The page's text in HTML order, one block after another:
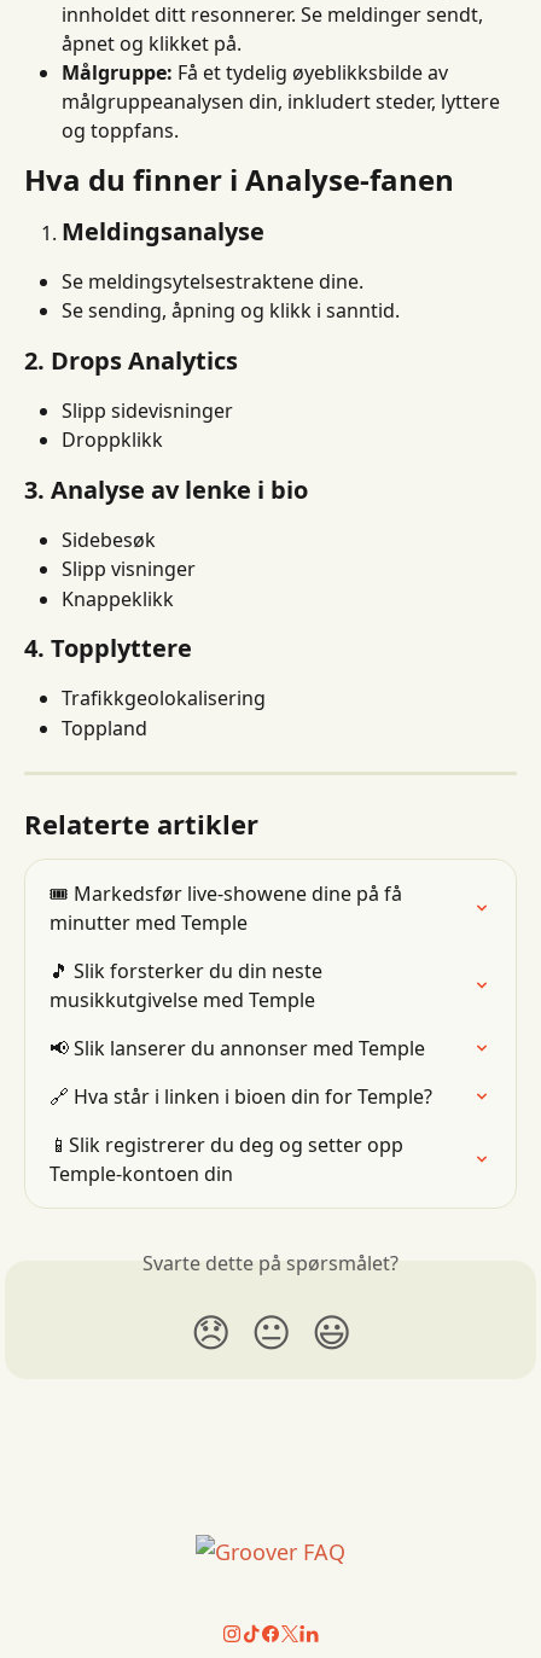
innholdet ditt resonnerer. Se meldinger sendt,
åpnet og klikket på.
Målgruppe: Få et tydelig øyeblikksbilde av
målgruppeanalysen din, inkludert steder, lyttere
og toppfans.
Hva du finner i Analyse-fanen
Meldingsanalyse
Se meldingsytelsestraktene dine.
Se sending, åpning og klikk i sanntid.
2. Drops Analytics
Slipp sidevisninger
Droppklikk
3. Analyse av lenke i bio
Sidebesøk
Slipp visninger
Knappeklikk
4. Topplyttere
Trafikkgeolokalisering
Toppland
Relaterte artikler
🎟 Markedsfør live-showene dine på få
minutter med Temple
🎵 Slik forsterker du din neste
musikkutgivelse med Temple
📢 Slik lanserer du annonser med Temple
🔗 Hva står i linken i bioen din for Temple?
📱Slik registrerer du deg og setter opp
Temple-kontoen din
Svarte dette på spørsmålet?
😞 😐 😃